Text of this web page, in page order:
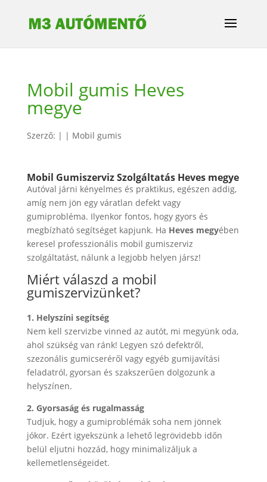
Mobil gumis Heves
megye
Szerző: | | Mobil gumis
Mobil Gumiszerviz Szolgáltatás Heves megye
Autóval járni kényelmes és praktikus, egészen addig,
amíg nem jön egy váratlan defekt vagy
gumiprobléma. Ilyenkor fontos, hogy gyors és
megbízható segítséget kapjunk. Ha Heves megyében
keresel professzionális mobil gumiszerviz
szolgáltatást, nálunk a legjobb helyen jársz!
Miért válaszd a mobil
gumiszervizünket?
1. Helyszíni segítség
Nem kell szervizbe vinned az autót, mi megyünk oda,
ahol szükség van ránk! Legyen szó defektről,
szezonális gumicseréről vagy egyéb gumijavítási
feladatról, gyorsan és szakszerűen dolgozunk a
helyszínen.
2. Gyorsaság és rugalmasság
Tudjuk, hogy a gumiproblémák soha nem jönnek
jókor. Ezért igyekszünk a lehető legrövidebb időn
belül eljutni hozzád, hogy minimalizáljuk a
kellemetlenségeidet.